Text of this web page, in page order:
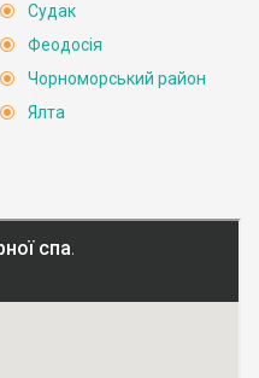
Судак
Феодосія
Чорноморський район
Ялта